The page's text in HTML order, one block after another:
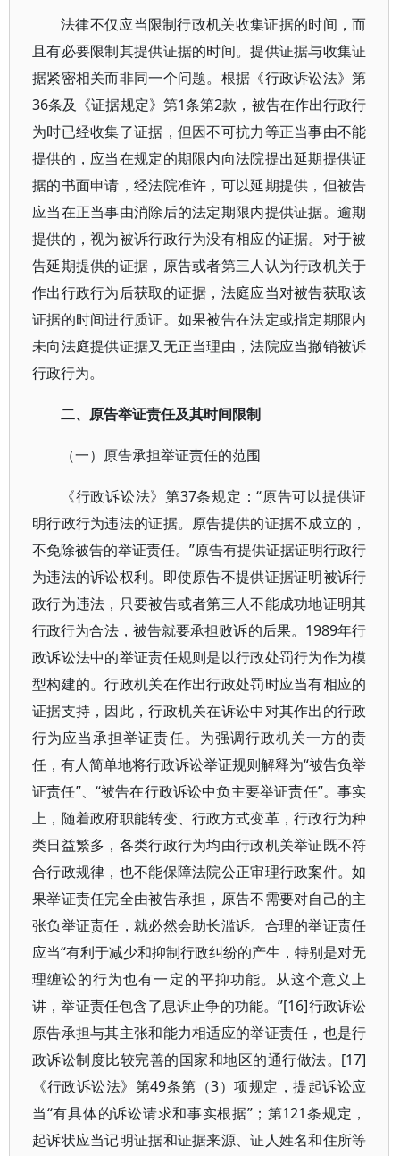
法律不仅应当限制行政机关收集证据的时间，而
且有必要限制其提供证据的时间。提供证据与收集证
据紧密相关而非同一个问题。根据《行政诉讼法》第
36条及《证据规定》第1条第2款，被告在作出行政行
为时已经收集了证据，但因不可抗力等正当事由不能
提供的，应当在规定的期限内向法院提出延期提供证
据的书面申请，经法院准许，可以延期提供，但被告
应当在正当事由消除后的法定期限内提供证据。逾期
提供的，视为被诉行政行为没有相应的证据。对于被
告延期提供的证据，原告或者第三人认为行政机关于
作出行政行为后获取的证据，法庭应当对被告获取该
证据的时间进行质证。如果被告在法定或指定期限内
未向法庭提供证据又无正当理由，法院应当撤销被诉
行政行为。
二、原告举证责任及其时间限制
（一）原告承担举证责任的范围
《行政诉讼法》第37条规定：“原告可以提供证
明行政行为违法的证据。原告提供的证据不成立的，
不免除被告的举证责任。”原告有提供证据证明行政行
为违法的诉讼权利。即使原告不提供证据证明被诉行
政行为违法，只要被告或者第三人不能成功地证明其
行政行为合法，被告就要承担败诉的后果。1989年行
政诉讼法中的举证责任规则是以行政处罚行为作为模
型构建的。行政机关在作出行政处罚时应当有相应的
证据支持，因此，行政机关在诉讼中对其作出的行政
行为应当承担举证责任。为强调行政机关一方的责
任，有人简单地将行政诉讼举证规则解释为“被告负举
证责任”、“被告在行政诉讼中负主要举证责任”。事实
上，随着政府职能转变、行政方式变革，行政行为种
类日益繁多，各类行政行为均由行政机关举证既不符
合行政规律，也不能保障法院公正审理行政案件。如
果举证责任完全由被告承担，原告不需要对自己的主
张负举证责任，就必然会助长滥诉。合理的举证责任
应当“有利于减少和抑制行政纠纷的产生，特别是对无
理缠讼的行为也有一定的平抑功能。从这个意义上
讲，举证责任包含了息诉止争的功能。”[16]行政诉讼
原告承担与其主张和能力相适应的举证责任，也是行
政诉讼制度比较完善的国家和地区的通行做法。[17]
《行政诉讼法》第49条第（3）项规定，提起诉讼应
当“有具体的诉讼请求和事实根据”；第121条规定，
起诉状应当记明证据和证据来源、证人姓名和住所等